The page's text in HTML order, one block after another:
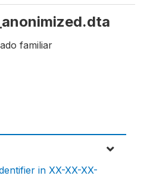
familiar
in XX-XX-XX-